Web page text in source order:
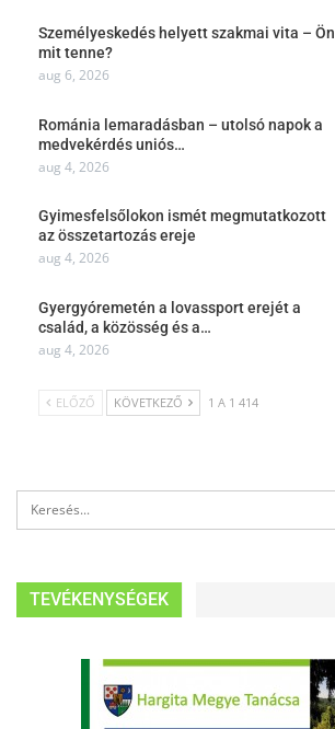
Személyeskedés helyett szakmai vita – Ön
mit tenne?
aug 6, 2026
Románia lemaradásban – utolsó napok a
medvekérdés uniós…
aug 4, 2026
Gyimesfelsőlokon ismét megmutatkozott
az összetartozás ereje
aug 4, 2026
Gyergyóremetén a lovassport erejét a
család, a közösség és a…
aug 4, 2026
ELŐZŐ KÖVETKEZŐ 1 A 1 414
TEVÉKENYSÉGEK